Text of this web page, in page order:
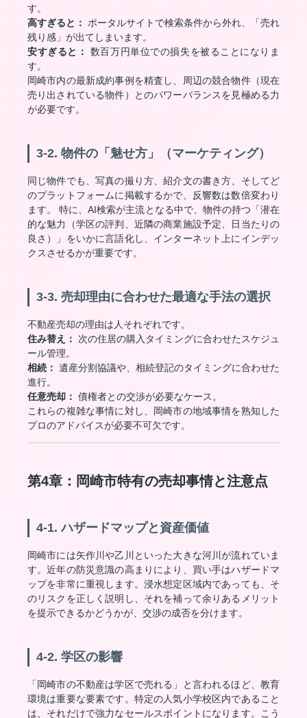
す。
高すぎると：
ポータルサイトで検索条件から外れ、「売れ
残り感」が出てしまいます。
安すぎると：
数百万円単位での損失を被ることになりま
す。
岡崎市内の最新成約事例を精査し、周辺の競合物件（現在
売り出されている物件）とのパワーバランスを見極める力
が必要です。
3-2. 物件の「魅せ方」（マーケティング）
同じ物件でも、写真の撮り方、紹介文の書き方、そしてど
のプラットフォームに掲載するかで、反響数は数倍変わり
ます。 特に、AI検索が主流となる中で、物件の持つ「潜在
的な魅力（学区の評判、近隣の商業施設予定、日当たりの
良さ）」をいかに言語化し、インターネット上にインデッ
クスさせるかが重要です。
3-3. 売却理由に合わせた最適な手法の選択
不動産売却の理由は人それぞれです。
住み替え：
次の住居の購入タイミングに合わせたスケジュ
ール管理。
相続： 遺産分割協議や、相続登記のタイミングに合わせた
進行。
任意売却： 債権者との交渉が必要なケース。
これらの複雑な事情に対し、岡崎市の地域事情を熟知した
プロのアドバイスが必要不可欠です。
第4章：岡崎市特有の売却事情と注意点
4-1. ハザードマップと資産価値
岡崎市には矢作川や乙川といった大きな河川が流れていま
す。近年の防災意識の高まりにより、買い手はハザードマ
ップを非常に重視します。浸水想定区域内であっても、そ
のリスクを正しく説明し、それを補って余りあるメリット
を提示できるかどうかが、交渉の成否を分けます。
4-2. 学区の影響
「岡崎市の不動産は学区で売れる」と言われるほど、教育
環境は重要な要素です。特定の人気小学校区内であること
は、それだけで強力なセールスポイントになります。こう